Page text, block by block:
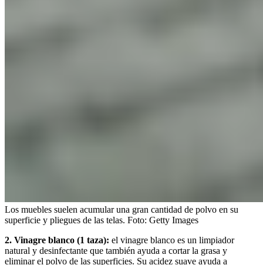
Los muebles suelen acumular una gran cantidad de polvo en su
superficie y pliegues de las telas. Foto: Getty Images
2. Vinagre blanco (1 taza): el vinagre blanco es un limpiador
natural y desinfectante que también ayuda a cortar la grasa y
eliminar el polvo de las superficies. Su acidez suave ayuda a